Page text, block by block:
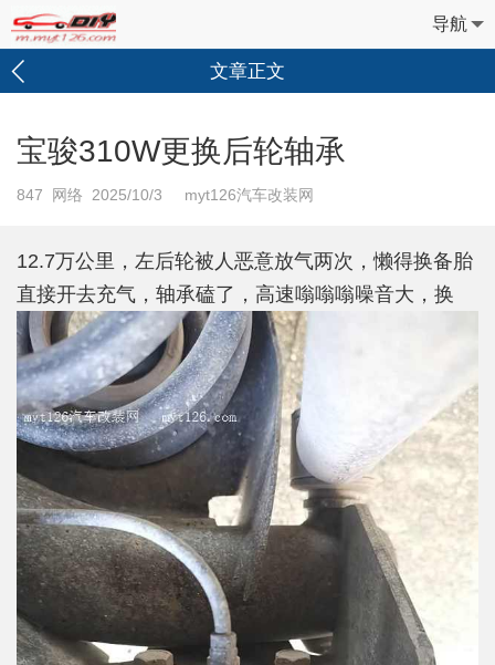
导航
文章正文
宝骏310W更换后轮轴承
847 网络 2025/10/3 myt126汽车改装网
12.7万公里，左后轮被人恶意放气两次，懒得换备胎
直接开去充气，轴承磕了，高速嗡嗡嗡噪音大，换